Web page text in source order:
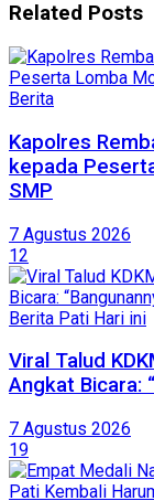
Related Posts
Berita
Kapolres
kepada
SMP
7 Agustus 2026
12
Berita Pati Hari ini
Viral Talud
Angkat Bicara:
7 Agustus 2026
19